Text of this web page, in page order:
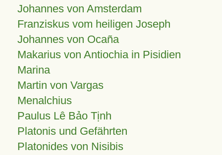
Johannes von Amsterdam
Franziskus vom heiligen Joseph
Johannes von Ocaña
Makarius von Antiochia in Pisidien
Marina
Martin von Vargas
Menalchius
Paulus Lê Bảo Tịnh
Platonis und Gefährten
Platonides von Nisibis